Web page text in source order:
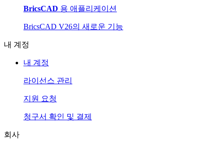
BricsCAD 용 애플리케이션
BricsCAD V26의 새로운 기능
내 계정
내 계정
라이선스 관리
지원 요청
청구서 확인 및 결제
회사